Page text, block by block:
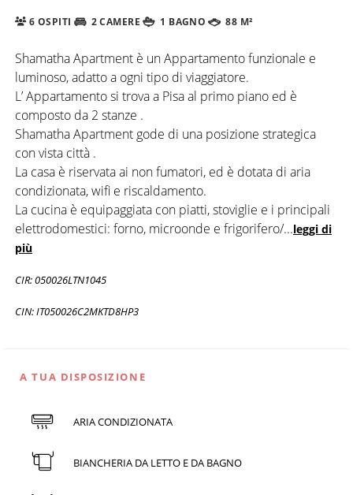
6 OSPITI 2 CAMERE 1 BAGNO 88 M²
Shamatha Apartment è un Appartamento funzionale e
luminoso, adatto a ogni tipo di viaggiatore.
L’ Appartamento si trova a Pisa al primo piano ed è
composto da 2 stanze .
Shamatha Apartment gode di una posizione strategica
con vista città .
La casa è riservata ai non fumatori, ed è dotata di aria
condizionata, wifi e riscaldamento.
La cucina è equipaggiata con piatti, stoviglie e i principali
elettrodomestici: forno, microonde e frigorifero/...leggi di
più
CIR: 050026LTN1045
CIN: IT050026C2MKTD8HP3
A TUA DISPOSIZIONE
ARIA CONDIZIONATA
BIANCHERIA DA LETTO E DA BAGNO